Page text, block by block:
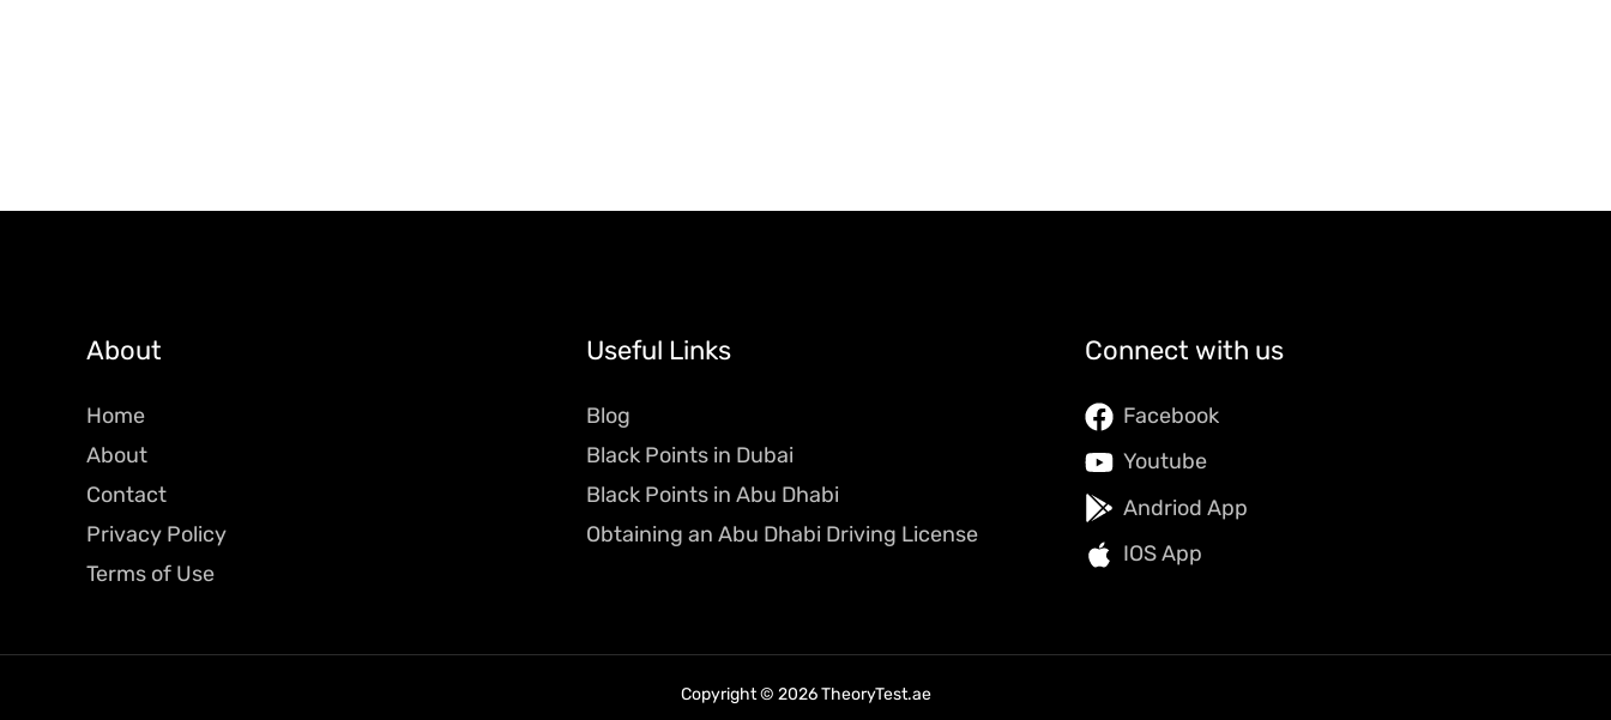
About
Home
About
Contact
Privacy Policy
Terms of Use
Useful Links
Blog
Black Points in Dubai
Black Points in Abu Dhabi
Obtaining an Abu Dhabi Driving License
Connect with us
Facebook
Youtube
Andriod App
IOS App
Copyright © 2026 TheoryTest.ae